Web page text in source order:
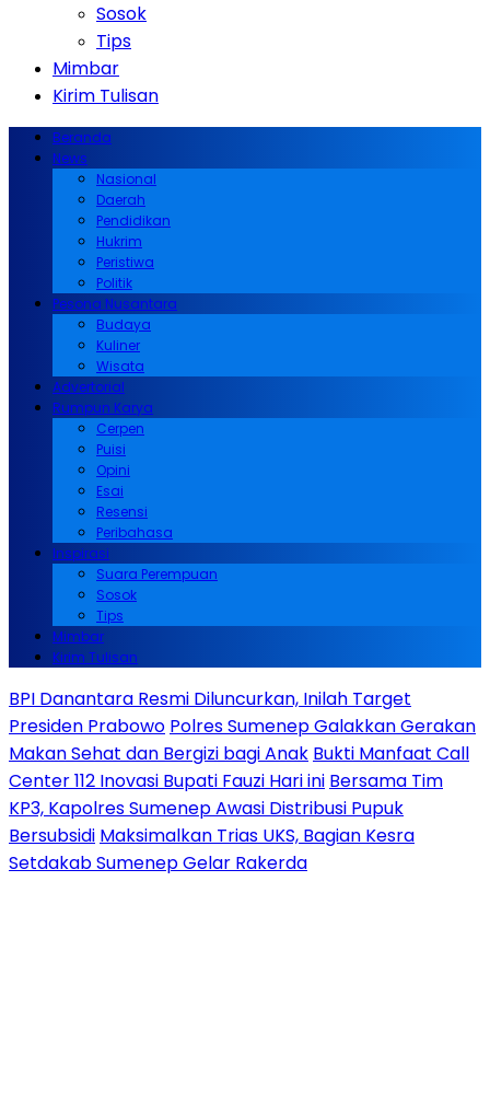
Sosok
Tips
Mimbar
Kirim Tulisan
Beranda
News
Nasional
Daerah
Pendidikan
Hukrim
Peristiwa
Politik
Pesona Nusantara
Budaya
Kuliner
Wisata
Advertorial
Rumpun Karya
Cerpen
Puisi
Opini
Esai
Resensi
Peribahasa
Inspirasi
Suara Perempuan
Sosok
Tips
Mimbar
Kirim Tulisan
BPI Danantara Resmi Diluncurkan, Inilah Target
Presiden Prabowo Polres Sumenep Galakkan Gerakan
Makan Sehat dan Bergizi bagi Anak Bukti Manfaat Call
Center 112 Inovasi Bupati Fauzi Hari ini Bersama Tim
KP3, Kapolres Sumenep Awasi Distribusi Pupuk
Bersubsidi Maksimalkan Trias UKS, Bagian Kesra
Setdakab Sumenep Gelar Rakerda